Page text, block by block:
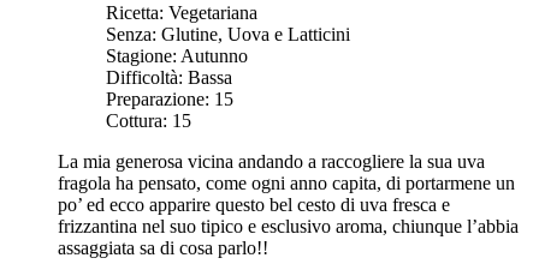
Ricetta: Vegetariana
Senza: Glutine, Uova e Latticini
Stagione: Autunno
Difficoltà: Bassa
Preparazione: 15
Cottura: 15
La mia generosa vicina andando a raccogliere la sua uva
fragola ha pensato, come ogni anno capita, di portarmene un
po’ ed ecco apparire questo bel cesto di uva fresca e
frizzantina nel suo tipico e esclusivo aroma, chiunque l’abbia
assaggiata sa di cosa parlo!!